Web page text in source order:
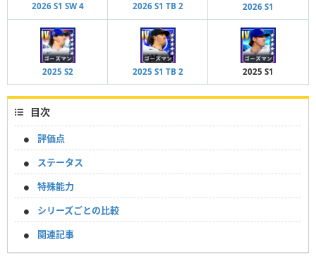
2026 S1 SW 4 2026 S1 TB 2 2026 S1
2025 S2 2025 S1 TB 2 2025 S1
目次
評価点
ステータス
特殊能力
シリーズごとの比較
関連記事